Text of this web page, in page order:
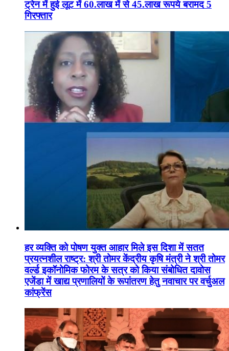
ट्रेन में हुई लूट में 60.लाख में से 45.लाख रूपये बरामद 5
गिरफ्तार
हर व्यक्ति को पोषण युक्त आहार मिले इस दिशा में सतत
प्रयत्नशील राष्ट्र: श्री तोमर केंद्रीय कृषि मंत्री ने श्री तोमर
वर्ल्ड इकॉनोमिक फोरम के सत्र को किया संबोधित दावोस
एजेंडा में खाद्य प्रणालियों के रूपांतरण हेतु नवाचार पर वर्चुअल
कांफ्रेंस